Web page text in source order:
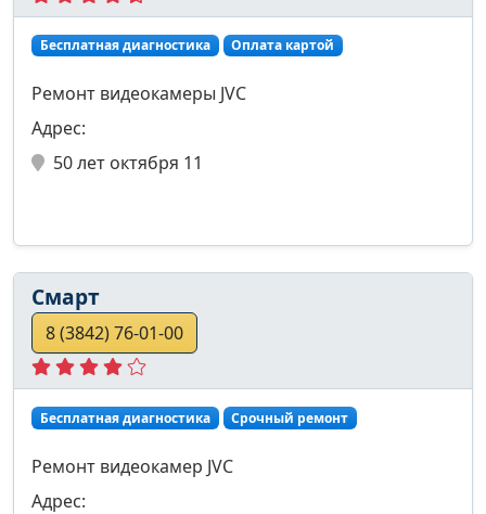
Бесплатная диагностика Оплата картой
Ремонт видеокамеры JVC
Адрес:
50 лет октября 11
Смарт
8 (3842) 76-01-00
Бесплатная диагностика Срочный ремонт
Ремонт видеокамер JVC
Адрес: